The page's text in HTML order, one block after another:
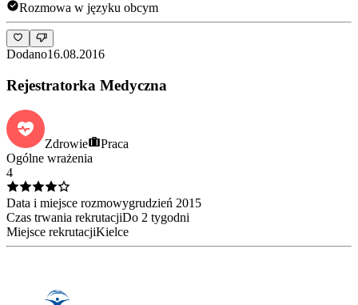
Rozmowa w języku obcym
Dodano16.08.2016
Rejestratorka Medyczna
Zdrowie
Praca
Ogólne wrażenia
4
Data i miejsce rozmowygrudzień 2015
Czas trwania rekrutacjiDo 2 tygodni
Miejsce rekrutacjiKielce